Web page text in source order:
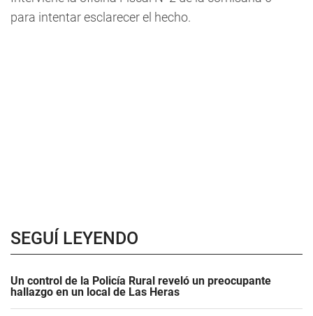
para intentar esclarecer el hecho.
SEGUÍ LEYENDO
Un control de la Policía Rural reveló un preocupante
hallazgo en un local de Las Heras